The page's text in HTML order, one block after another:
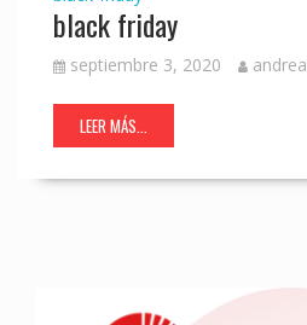
black friday
septiembre 3, 2020 andrea
LEER MÁS...